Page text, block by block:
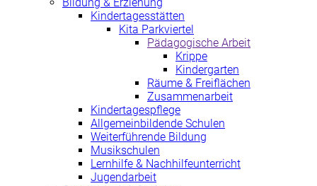
Kindertagesstätten
Kita Parkviertel
Pädagogische Arbeit
Krippe
Kindergarten
Räume & Freiflächen
Zusammenarbeit
Kindertagespflege
Allgemeinbildende Schulen
Weiterführende Bildung
Musikschulen
Lernhilfe & Nachhilfeunterricht
Jugendarbeit